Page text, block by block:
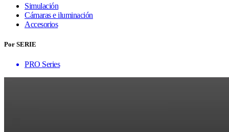
Simulación
Cámaras e iluminación
Accesorios
Por SERIE
PRO Series